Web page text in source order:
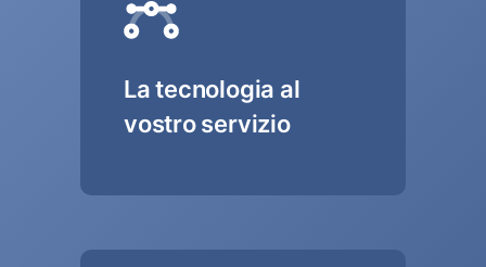
La tecnologia al
vostro servizio